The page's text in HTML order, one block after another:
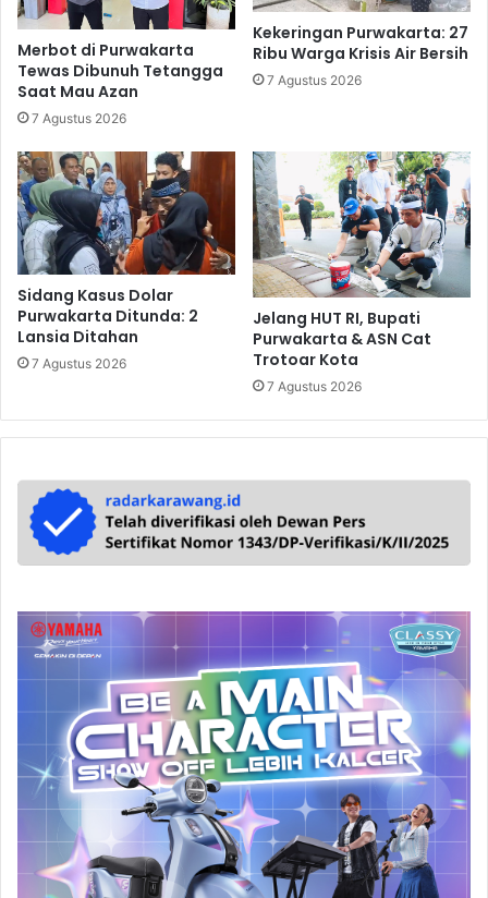
Merbot di Purwakarta
Tewas Dibunuh Tetangga
Saat Mau Azan
7 Agustus 2026
Kekeringan Purwakarta: 27
Ribu Warga Krisis Air Bersih
7 Agustus 2026
Sidang Kasus Dolar
Purwakarta Ditunda: 2
Lansia Ditahan
7 Agustus 2026
Jelang HUT RI, Bupati
Purwakarta & ASN Cat
Trotoar Kota
7 Agustus 2026